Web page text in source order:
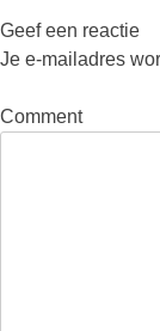
Geef een reactie
Je e-mailadres
Comment